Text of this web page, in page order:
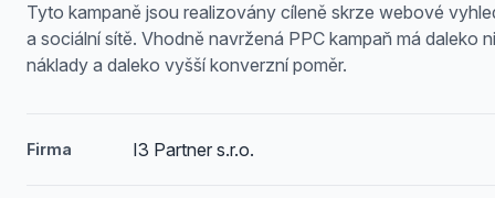
Tyto kampaně jsou realizovány cíleně skrze webové
a sociální sítě. Vhodně navržená PPC kampaň má daleko
náklady a daleko vyšší konverzní poměr.
Firma I3 Partner s.r.o.